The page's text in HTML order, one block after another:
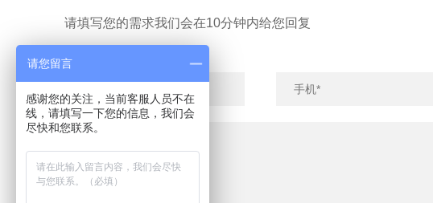
请填写您的需求我们会在10分钟内给您回复
请您留言
感谢您的关注，当前客服人员不在
线，请填写一下您的信息，我们会
尽快和您联系。